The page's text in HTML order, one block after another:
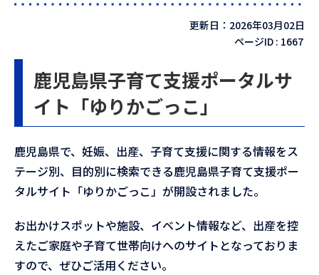
更新日：2026年03月02日
ページID : 1667
鹿児島県子育て支援ポータルサ
イト「ゆりかごっこ」
鹿児島県で、妊娠、出産、子育て支援に関する情報をス
テージ別、目的別に検索できる鹿児島県子育て支援ポー
タルサイト「ゆりかごっこ」が開設されました。
お出かけスポットや施設、イベント情報など、出産を控
えたご家庭や子育て世帯向けへのサイトとなっておりま
すので、ぜひご活用ください。